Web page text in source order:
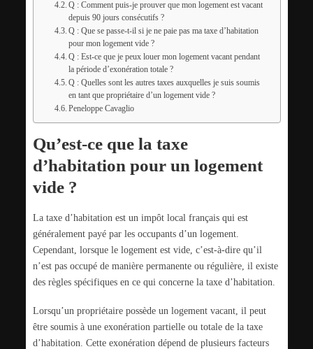
Q : Comment puis-je prouver que mon logement est vacant
depuis 90 jours consécutifs ?
Q : Que se passe-t-il si je ne paie pas ma taxe d’habitation
pour mon logement vide ?
Q : Est-ce que je peux louer mon logement vacant pendant
la période d’exonération totale ?
Q : Quelles sont les autres taxes auxquelles je suis soumis
en tant que propriétaire d’un logement vide ?
Peneloppe Cavaglio
Qu’est-ce que la taxe
d’habitation pour un logement
vide ?
La taxe d’habitation est un impôt local français qui est
généralement payé par les occupants d’un logement.
Cependant, lorsque le logement est vide, c’est-à-dire qu’il
n’est pas occupé de manière permanente ou régulière, il existe
des règles spécifiques en ce qui concerne la taxe d’habitation.
Lorsqu’un propriétaire possède un logement vacant, il peut
être soumis à une exonération partielle ou totale de la taxe
d’habitation. Cette exonération dépend de plusieurs facteurs